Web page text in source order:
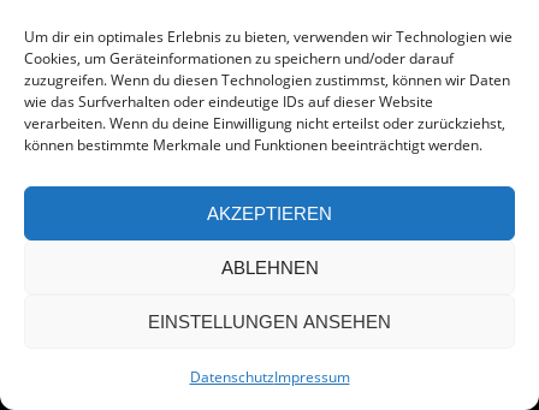
Um dir ein optimales Erlebnis zu bieten, verwenden wir Technologien wie
Cookies, um Geräteinformationen zu speichern und/oder darauf
zuzugreifen. Wenn du diesen Technologien zustimmst, können wir Daten
wie das Surfverhalten oder eindeutige IDs auf dieser Website
verarbeiten. Wenn du deine Einwilligung nicht erteilst oder zurückziehst,
können bestimmte Merkmale und Funktionen beeinträchtigt werden.
AKZEPTIEREN
ABLEHNEN
EINSTELLUNGEN ANSEHEN
DatenschutzImpressum
Jahren. Ziel ist die Gaststätte "Zum Dorfkrug"
in Eidengesäß.
Unterwegs gibt es wie immer Glühwein,
Kinderpunsch und Schmalzbrote. Und auch
All rights reserved